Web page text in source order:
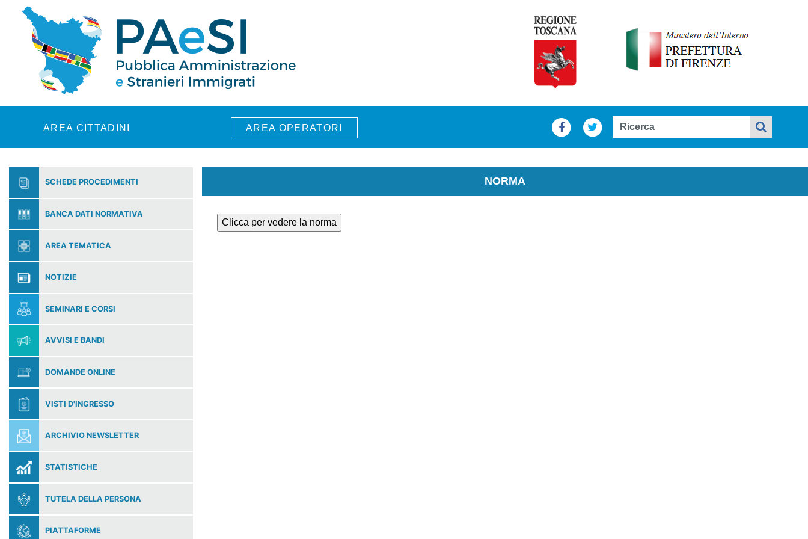
Skip to main content
AREA CITTADINI AREA OPERATORI
SCHEDE PROCEDIMENTI
BANCA DATI NORMATIVA
AREA TEMATICA
NOTIZIE
SEMINARI E CORSI
AVVISI E BANDI
DOMANDE ONLINE
VISTI D'INGRESSO
ARCHIVIO NEWSLETTER
STATISTICHE
TUTELA DELLA PERSONA
PIATTAFORME
NORMA
Clicca per vedere la norma